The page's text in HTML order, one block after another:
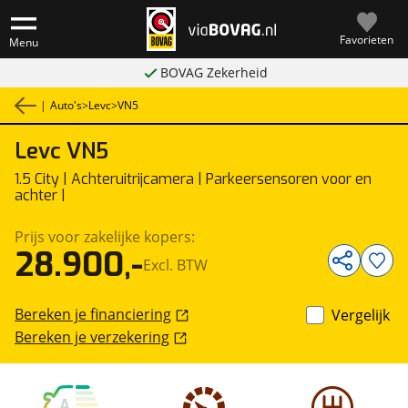
Menu Favorieten
BOVAG Zekerheid
| Auto's>Levc>VN5
Levc VN5
1.5 City | Achteruitrijcamera | Parkeersensoren voor en
achter |
Bedrijfswagen
Prijs voor zakelijke kopers:
28.900,-Excl. BTW
Bereken je financiering
Bereken je verzekering
Vergelijk